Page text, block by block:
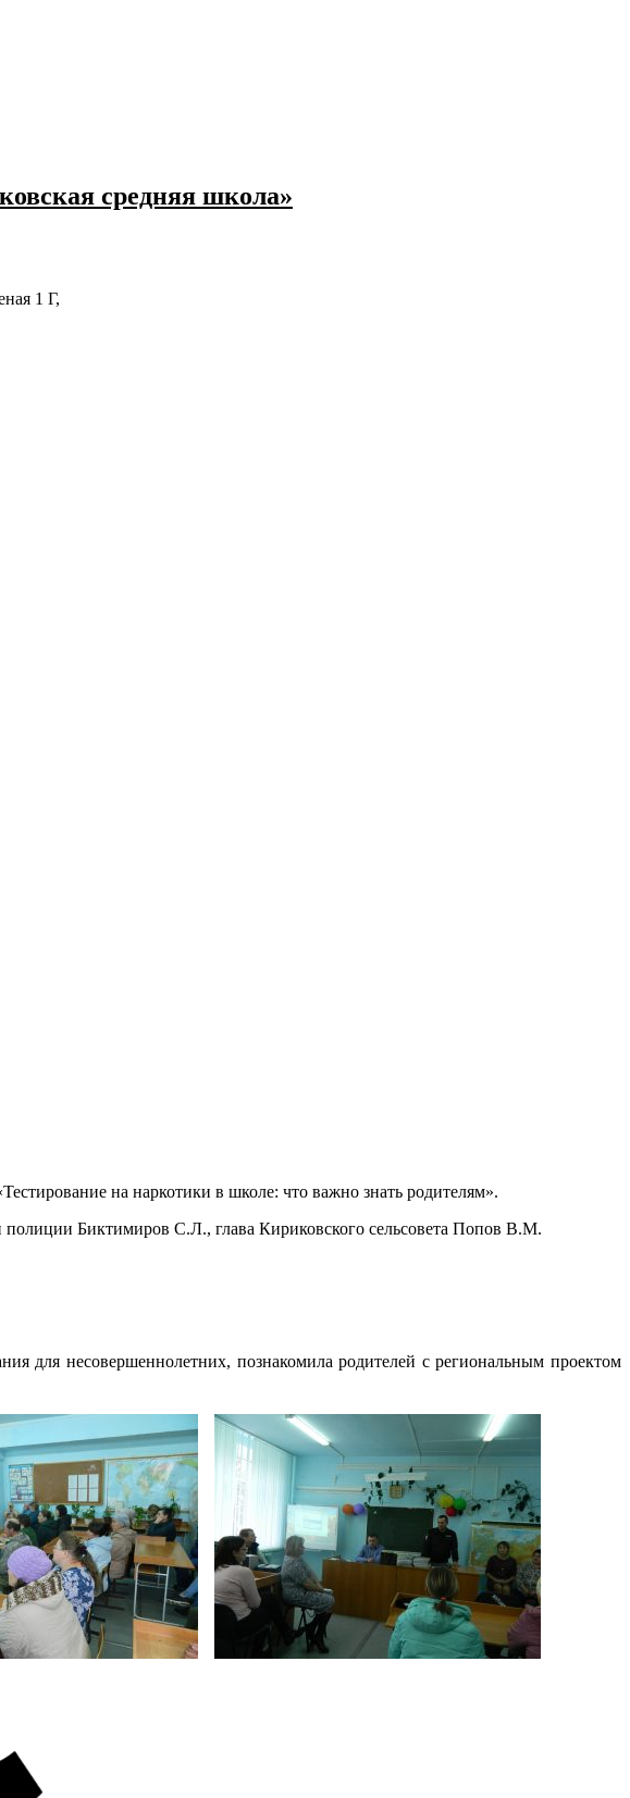
средняя школа»
1 Г,
на наркотики в школе: что важно знать родителям».
Биктимиров С.Л., глава Кириковского сельсовета Попов В.М.
для несовершеннолетних, познакомила родителей с региональным проектом